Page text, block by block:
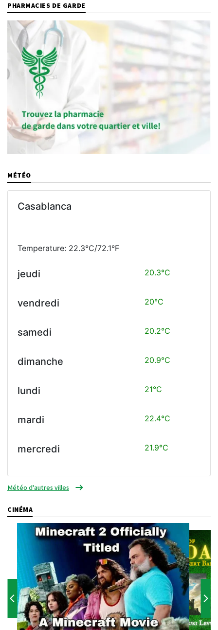
PHARMACIES DE GARDE
MÉTÉO
Casablanca
Temperature: 22.3°C/72.1°F
jeudi 20.3°C
vendredi 20°C
samedi 20.2°C
dimanche 20.9°C
lundi 21°C
mardi 22.4°C
mercredi 21.9°C
Météo d'autres villes
CINÉMA